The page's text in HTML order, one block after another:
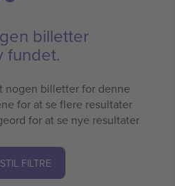
billetter
fundet.
nogen billetter for denne
for at se flere resultater
for at se nye resultater
FILTRE